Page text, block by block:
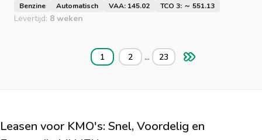
Benzine Automatisch VAA: 145.02 TCO 3: ～ 551.13
Levertijd: 8 weken
1 2 ... 23
Leasen voor KMO's: Snel, Voordelig en